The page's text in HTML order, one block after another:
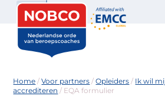
Zoeken
Home /Voor partners /Opleiders / Ik wil
accrediteren / EQA formulier